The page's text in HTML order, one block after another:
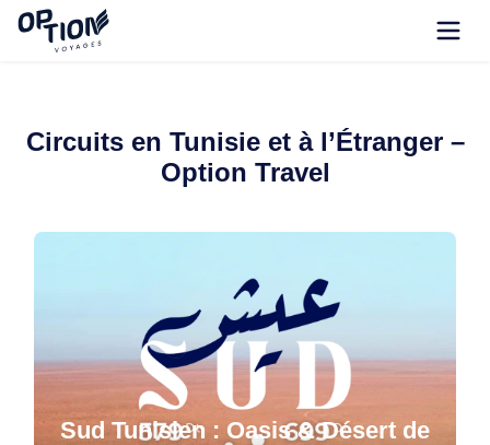
Circuits en Tunisie et à l’Étranger –
Option Travel
Sud Tunisien : Oasis & Désert de